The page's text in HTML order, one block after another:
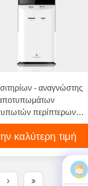
- αναγνώστης
περίπτερων
καλύτερη τιμή